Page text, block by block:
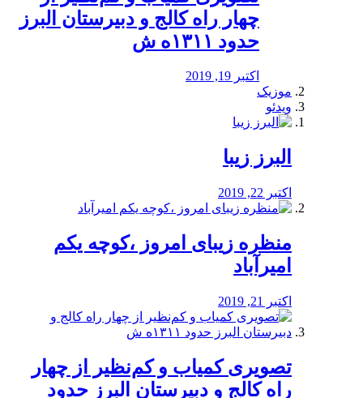
چهار راه كالج و دبيرستان البرز
حدود ۱۳۱۱ه ش
اکتبر 19, 2019
موزیک
ویدئو
البرز زیبا
اکتبر 22, 2019
منظره‌‌ زیبای امروز ،کوچه یکم
امیرآباد
اکتبر 21, 2019
️تصویری کمیاب و کم‌نظیر از چهار
راه كالج و دبيرستان البرز حدود